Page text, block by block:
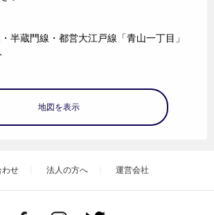
半蔵門線・都営大江戸線「青山一丁目」
地図を表示
わせ 法人の方へ 運営会社